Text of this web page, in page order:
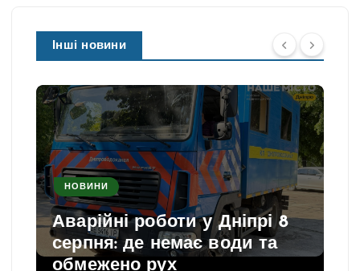
Інші новини
НОВИНИ
Аварійні роботи у Дніпрі 8
серпня: де немає води та
обмежено рух